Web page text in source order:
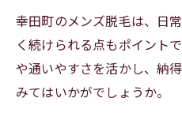
幸田町のメンズ脱毛は、日
く続けられる点もポイント
や通いやすさを活かし、納
みてはいかがでしょうか。